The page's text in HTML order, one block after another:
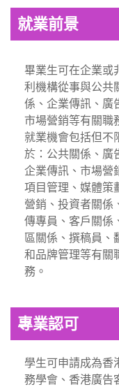
就業前景
畢業生可在企業或
利機構從事與公共
係、企業傳訊、廣
市場營銷等有關職
就業機會包括但不
於：公共關係、廣
企業傳訊、市場營
項目管理、媒體策
營銷、投資者關係
傳專員、客戶關係
區關係、撰稿員、
和品牌管理等有關
務。
專業認可
學生可申請成為香
務學會、香港廣告